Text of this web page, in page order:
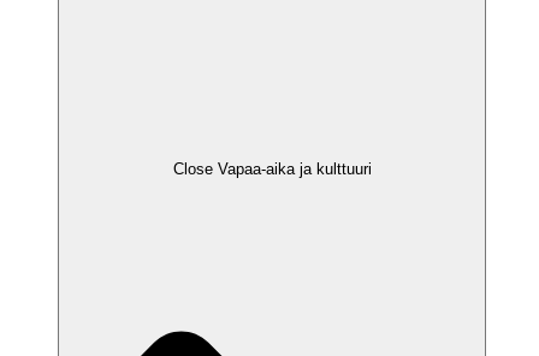
Close Vapaa-aika ja kulttuuri